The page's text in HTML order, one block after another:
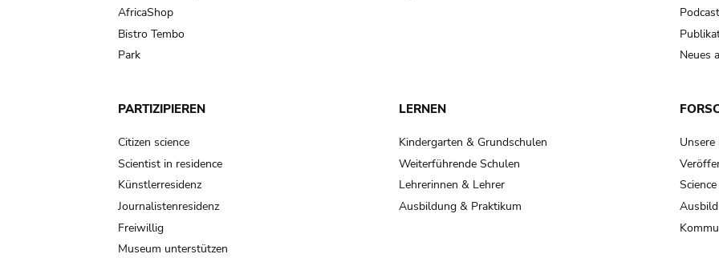
AfricaShop
Bistro Tembo
Park
Neues
PARTIZIPIEREN
Citizen science
Scientist in residence
Künstlerresidenz
Journalistenresidenz
Freiwillig
Museum unterstützen
LERNEN
Kindergarten & Grundschulen
Weiterführende Schulen
Lehrerinnen & Lehrer
Ausbildung & Praktikum